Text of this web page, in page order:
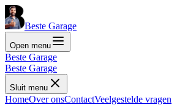
Beste Garage
Open menu
Beste Garage
Beste Garage
Sluit menu
HomeOver onsContactVeelgestelde vragen